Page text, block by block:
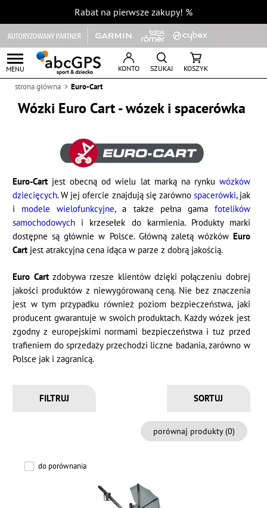
Rabat na pierwsze zakupy! %
MENU KONTO SZUKAJ KOSZYK
strona główna Euro-Cart
Wózki Euro Cart - wózek i spacerówka
Euro-Cart jest obecną od wielu lat marką na rynku wózków
dziecięcych. W jej ofercie znajdują się zarówno spacerówki, jak
i modele wielofunkcyjne, a także pełna gama fotelików
samochodowych i krzesełek do karmienia. Produkty marki
dostępne są głównie w Polsce. Główną zaletą wózków Euro
Cart jest atrakcyjna cena idąca w parze z dobrą jakością.
Euro Cartzdobywa rzesze klientów dzięki połączeniu dobrej
jakości produktów z niewygórowaną ceną. Nie bez znaczenia
jest w tym przypadku również poziom bezpieczeństwa, jaki
producent gwarantuje w swoich produktach. Każdy wózek jest
zgodny z europejskimi normami bezpieczeństwa i tuż przed
trafieniem do sprzedaży przechodzi liczne badania, zarówno w
Polsce jak i zagranicą.
FILTRUJ
porównaj produkty (0)
do porównania